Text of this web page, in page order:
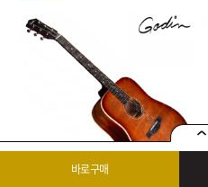
바로구매